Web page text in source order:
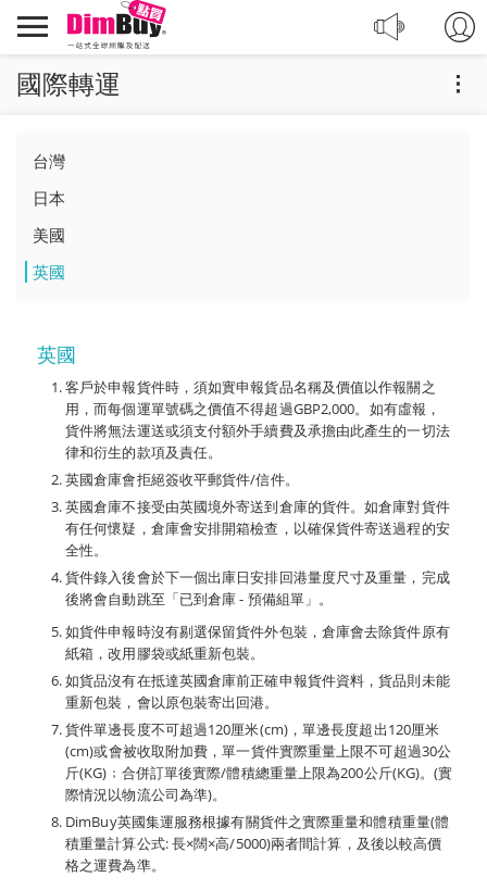
轉
運,
購,
Dimbuy
導
國際轉運
台灣
日本
美國
英國
英國
客戶於申報貨件時，須如實申報貨品名稱及價值以作報關之
用，而每個運單號碼之價值不得超過GBP2,000。如有虛報，
貨件將無法運送或須支付額外手續費及承擔由此產生的一切法
律和衍生的款項及責任。
英國倉庫會拒絕簽收平郵貨件/信件。
英國倉庫不接受由英國境外寄送到倉庫的貨件。如倉庫對貨件
有任何懷疑，倉庫會安排開箱檢查，以確保貨件寄送過程的安
全性。
貨件錄入後會於下一個出庫日安排回港量度尺寸及重量，完成
後將會自動跳至「已到倉庫 - 預備組單」。
如貨件申報時沒有剔選保留貨件外包裝，倉庫會去除貨件原有
紙箱，改用膠袋或紙重新包裝。
如貨品沒有在抵達英國倉庫前正確申報貨件資料，貨品則未能
重新包裝，會以原包裝寄出回港。
貨件單邊長度不可超過120厘米(cm)，單邊長度超出120厘米
(cm)或會被收取附加費，單一貨件實際重量上限不可超過30公
斤(KG)﹔合併訂單後實際/體積總重量上限為200公斤(KG)。(實
際情況以物流公司為準)。
DimBuy英國集運服務根據有關貨件之實際重量和體積重量(體
積重量計算公式: 長×闊×高/5000)兩者間計算，及後以較高價
格之運費為準。